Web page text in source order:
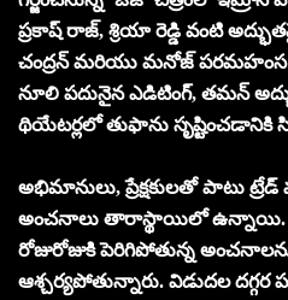
ప్రకాష్ రాజ్, శ్రియా రెడ్డి వంటి
చంద్రన్ మరియు మనోజ్ పరమహంస
నూలి పదునైన ఎడిటింగ్, తమన్
థియేటర్లలో తుఫాను సృష్టించడానికి
అభిమానులు, ప్రేక్షకులతో పాటు ట్రేడ్
అంచనాలు తారాస్థాయిలో
రోజురోజుకి పెరిగిపోతున్న
ఆశ్చర్యపోతున్నారు. విడుదల దగ్గర